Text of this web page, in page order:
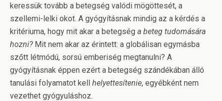
keressük tovább a betegség valódi mögöttesét, a
szellemi-lelki okot. A gyógyításnak mindig az a kérdés a
kritériuma, hogy mit akar a betegség a beteg tudomására
hozni?Mit nem akar az érintett: a globálisan egymásba
szőtt létmódú, sorsú emberiség megtanulni? A
gyógyításnak éppen ezért a betegség szándékában álló
tanulási folyamatot kell helyettesítenie, egyébként nem
vezethet gyógyuláshoz.